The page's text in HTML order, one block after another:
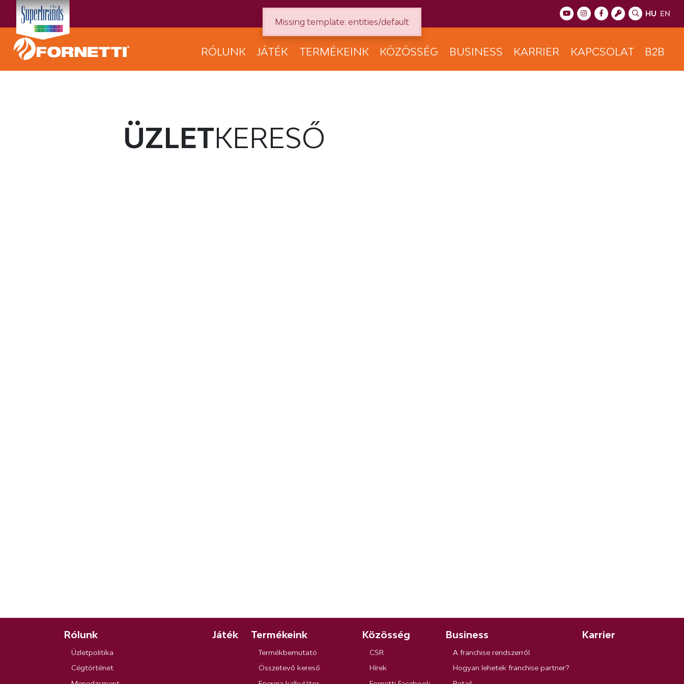
HU EN
RÓLUNK JÁTÉK TERMÉKEINK KÖZÖSSÉG BUSINESS KARRIER KAPCSOLAT B2B
ÜZLETKERESŐ
Rólunk
Üzletpolitika
Cégtörténet
Játék Termékeink
Termékbemutató
Összetevő kereső
Közösség
CSR
Hírek
Business
A franchise rendszerről
Hogyan lehetek franchise partner?
Karrier
Missing template: entities/default